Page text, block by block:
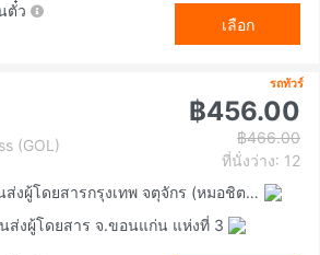
ตั๋ว
เลือก
รถทัวร์
(GOL)
฿456.00
฿466.00
ที่นั่งว่าง: 12
สถานีขนส่งผู้โดยสารกรุงเทพ จตุจักร (หมอชิต2)
ส่งผู้โดยสาร จ.ขอนแก่น แห่งที่ 3